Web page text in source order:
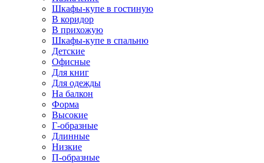
Шкафы-купе в гостиную
В коридор
В прихожую
Шкафы-купе в спальню
Детские
Офисные
Для книг
Для одежды
На балкон
Форма
Высокие
Г-образные
Длинные
Низкие
П-образные